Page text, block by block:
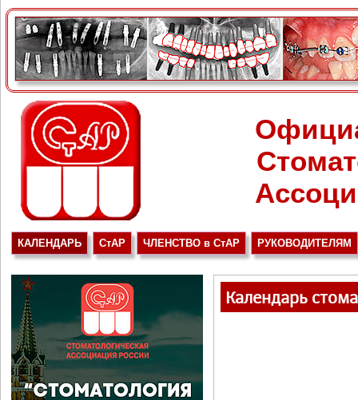
КАЛЕНДАРЬ СтАР ЧЛЕНСТВО в СтАР РУКОВОДИТЕЛЯМ
Календарь